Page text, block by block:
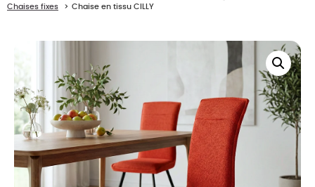
Chaises fixes
Chaise en tissu CILLY